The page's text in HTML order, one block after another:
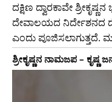
ದಕ್ಷಿಣ ದ್ವಾರಕಾವೇ
ದೇವಾಲಯದ ನಿರ್ದೇಶನದ
ಎಂದು ಪೂಜಿಸಲಾಗುತ್ತದೆ.
ಶ್ರೀಕೃಷ್ಣನ ನಾಮಜಪ – ಕೃಷ್ಣ